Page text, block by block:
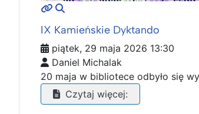
IX Kamieńskie Dyktando
piątek, 29 maja 2026 13:30
Daniel Michalak
20 maja w bibliotece odbyło się
Czytaj więcej: